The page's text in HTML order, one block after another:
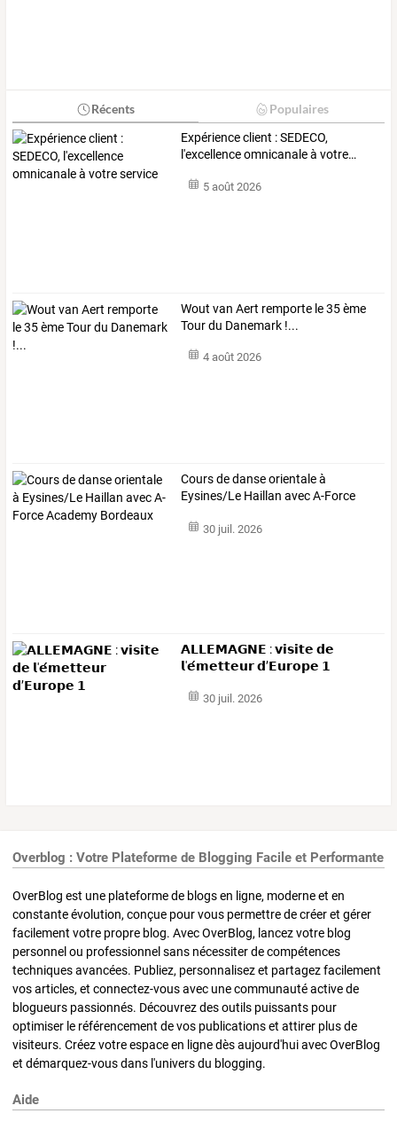
Récents Populaires
Expérienceclient :SEDECO,
l'excellenceomnicanaleà votre…
5 août 2026
Wout van Aert remporte le 35 ème
Tour du Danemark !...
4 août 2026
Coursdedanseorientaleà
Eysines/Le Haillan avecA-Force
30 juil. 2026
𝗔𝗟𝗟𝗘𝗠𝗔𝗚𝗡𝗘 : 𝘃𝗶𝘀𝗶𝘁𝗲 𝗱𝗲
𝗹'𝗲́𝗺𝗲𝘁𝘁𝗲𝘂𝗿 𝗱’𝗘𝘂𝗿𝗼𝗽𝗲 𝟭
30 juil. 2026
Overblog : Votre Plateforme de Blogging Facile et Performante
OverBlog est une plateforme de blogs en ligne, moderne et en
constante évolution, conçue pour vous permettre de créer et gérer
facilement votre propre blog. Avec OverBlog, lancez votre blog
personnel ou professionnel sans nécessiter de compétences
techniques avancées. Publiez, personnalisez et partagez facilement
vos articles, et connectez-vous avec une communauté active de
blogueurs passionnés. Découvrez des outils puissants pour
optimiser le référencement de vos publications et attirer plus de
visiteurs. Créez votre espace en ligne dès aujourd'hui avec OverBlog
et démarquez-vous dans l'univers du blogging.
Aide